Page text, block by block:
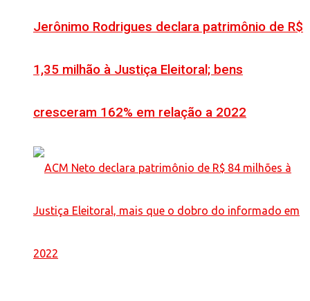
Jerônimo Rodrigues declara patrimônio de R$
1,35 milhão à Justiça Eleitoral; bens
cresceram 162% em relação a 2022